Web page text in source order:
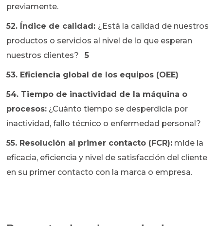
previamente.
52. Índice de calidad: ¿Está la calidad de nuestros
productos o servicios al nivel de lo que esperan
nuestros clientes?5
53. Eficiencia global de los equipos (OEE)
54. Tiempo de inactividad de la máquina o
procesos: ¿Cuánto tiempo se desperdicia por
inactividad, fallo técnico o enfermedad personal?
55. Resolución al primer contacto (FCR): mide la
eficacia, eficiencia y nivel de satisfacción del cliente
en su primer contacto con la marca o empresa.